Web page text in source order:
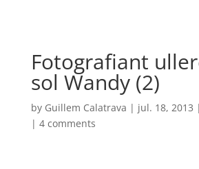
Fotografiant
sol Wandy (2)
by Guillem Calatrava | jul. 18, 2013
| 4 comments